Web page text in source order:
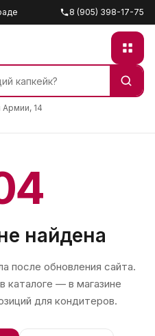
8 (905) 398-17-75
Армии, 14
найдена
после обновления сайта.
каталоге — в магазине
для кондитеров.